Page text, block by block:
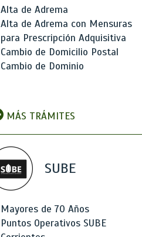
Alta de Adrema
Alta de Adrema con Mensuras
para Prescripción Adquisitiva
Cambio de Domicilio Postal
Cambio de Dominio
MÁS TRÁMITES
SUBE
Mayores de 70 Años
Puntos Operativos SUBE